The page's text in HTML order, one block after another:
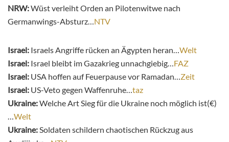
NRW:Wüst verleiht Orden an Pilotenwitwe nach
Germanwings-Absturz… NTV
Israel: Israels Angriffe rücken an Ägypten heran… Welt
Israel: Israel bleibt im Gazakrieg unnachgiebig… FAZ
Israel: USA hoffen auf Feuerpause vor Ramadan… Zeit
Israel: US-Veto gegen Waffenruhe… taz
Ukraine:Welche Art Sieg für die Ukraine noch möglich ist(€)
Welt
Ukraine: Soldaten schildern chaotischen Rückzug aus